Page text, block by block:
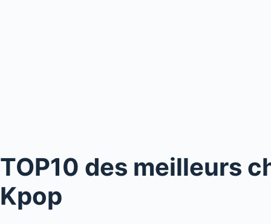
TOP10 des meilleurs
Kpop